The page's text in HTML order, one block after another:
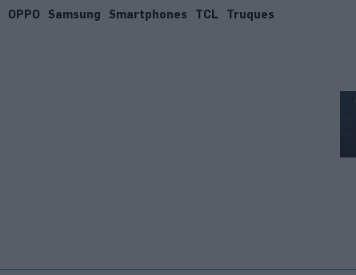
OPPO Samsung Smartphones TCL
Truques